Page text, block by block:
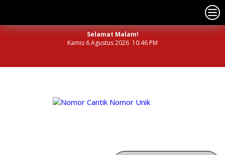
Selamat Malam!
Kamis 6 Agustus 2026 10:46 PM